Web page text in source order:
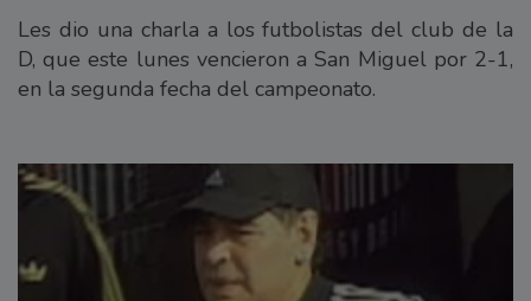
Les dio una charla a los futbolistas del club de la
D, que este lunes vencieron a San Miguel por 2-1,
en la segunda fecha del campeonato.